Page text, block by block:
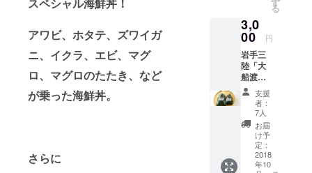
スペシャル海鮮丼！
アワビ、ホタテ、ズワイガ
ニ、イクラ、エビ、マグ
ロ、マグロのたたき、など
が乗った海鮮丼。
さらに
お酒をお出
ししていま
これからも
頑張ります
ので、どう
ぞよろしく
お願いしま
近隣の
方はも
ちろ
ん、遠
方の方
もいつ
か陸前
高田に
お越し
になる
機会が
あれば
お使い
くださ
る
3,0
00 円
岩手三
陸「大
船渡ワ
カメ」
２点
セット
＆店主
小澤の
手書き
のお礼
状＆店
支援
者：
7人
お届
け予
定：
2018
年10